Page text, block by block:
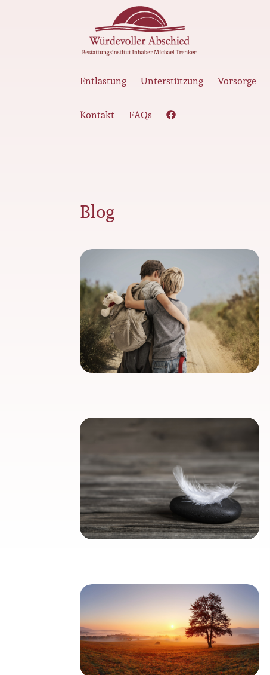
Entlastung Unterstützung Vorsorge
Kontakt FAQs
Blog